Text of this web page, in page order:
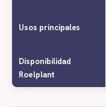
Usos principales
Disponibilidad
Roelplant